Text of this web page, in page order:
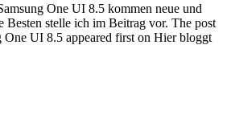
One UI 8.5 kommen neue und
Besten stelle ich im Beitrag vor. The post
One UI 8.5 appeared first on Hier bloggt